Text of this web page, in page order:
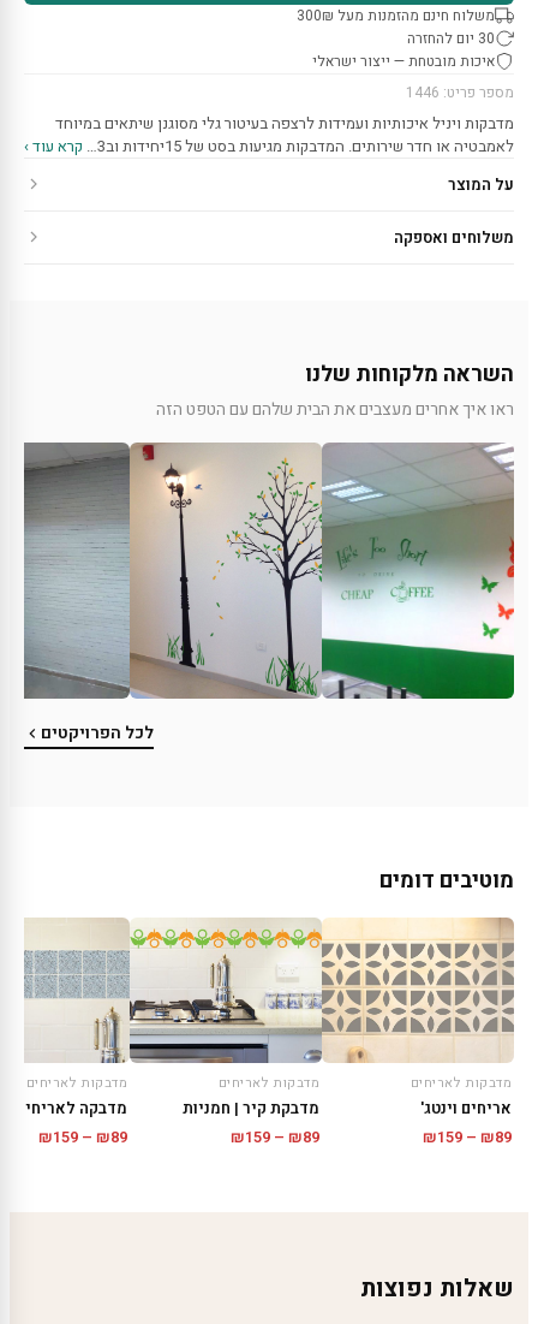
משלוח חינם מהזמנות מעל 300₪
30 יום להחזרה
איכות מובטחת — ייצור ישראלי
מספר פריט: 1446
מדבקות ויניל איכותיות ועמידות לרצפה בעיטור גלי מסוגנן שיתאים במיוחד
לאמבטיה או חדר שירותים. המדבקות מגיעות בסט של 15יחידות וב3…
קרא עוד ›
על המוצר
משלוחים ואספקה
השראה מלקוחות שלנו
ראו איך אחרים מעצבים את הבית שלהם עם הטפט הזה
לכל הפרויקטים
מוטיבים דומים
מדבקות לאריחים
אריחים וינטג'
₪89
–
₪159
מדבקות לאריחים
מדבקת קיר | חמניות
₪89
–
₪159
מדבקות לאריחים
₪89
–
₪159
שאלות נפוצות